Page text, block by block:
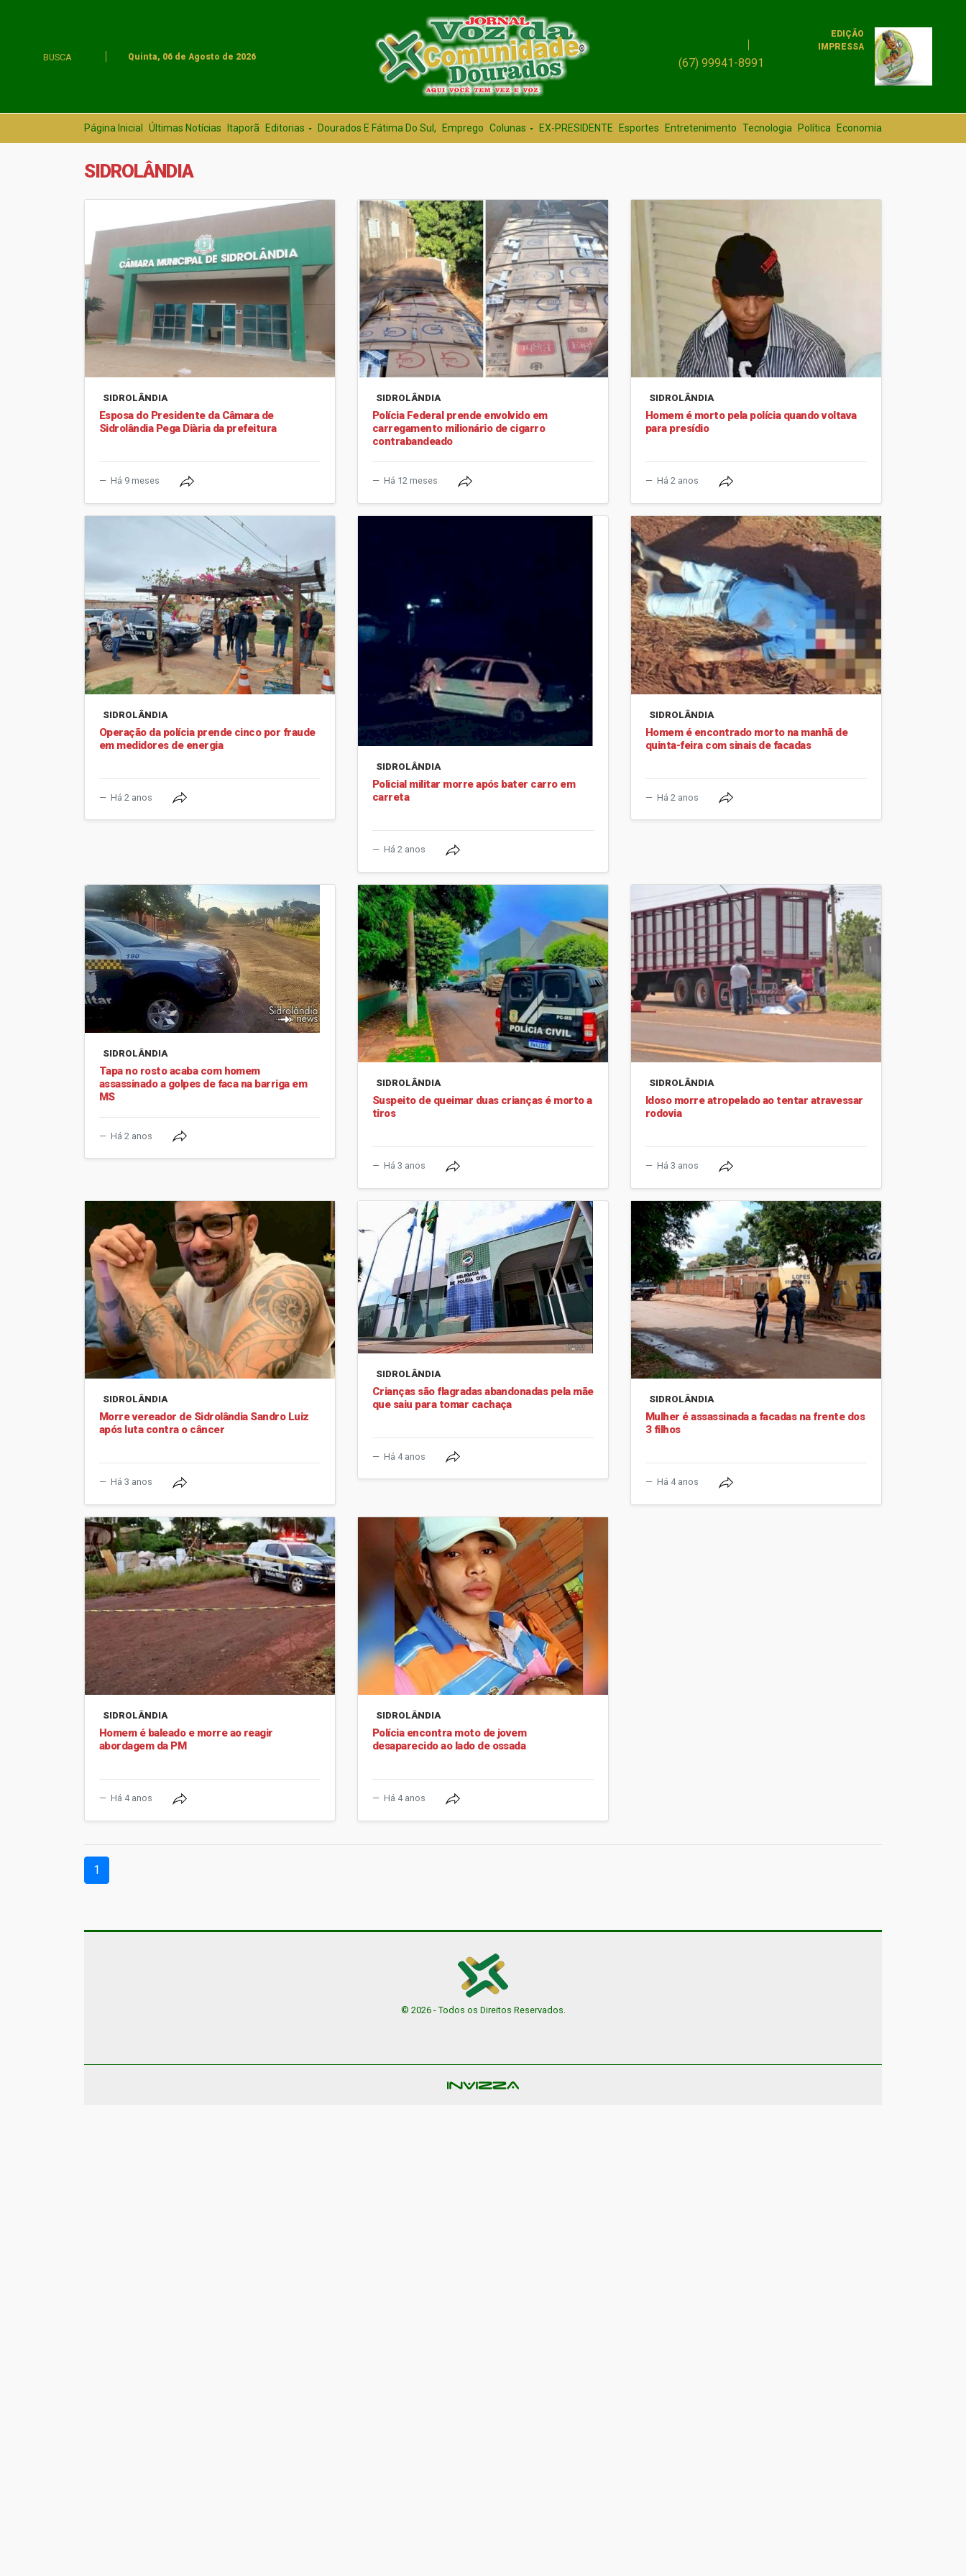
BUSCA Quinta, 06 de Agosto de 2026 (67) 99941-8991
EDIÇÃO
IMPRESSA
Página Inicial Últimas Notícias Itaporã Editorias Dourados E Fátima Do Sul, Emprego Colunas EX-PRESIDENTE Esportes Entretenimento Tecnologia Política Economia
SIDROLÂNDIA
SIDROLÂNDIA
Esposa do Presidente da Câmara de
Sidrolândia Pega Diària da prefeitura
Há 9 meses
SIDROLÂNDIA
Polícia Federal prende envolvido em
carregamento milionário de cigarro
contrabandeado
Há 12 meses
SIDROLÂNDIA
Homem é morto pela polícia quando voltava
para presídio
Há 2 anos
SIDROLÂNDIA
Operação da polícia prende cinco por fraude
em medidores de energia
Há 2 anos
SIDROLÂNDIA
Policial militar morre após bater carro em
carreta
Há 2 anos
SIDROLÂNDIA
Homem é encontrado morto na manhã de
quinta-feira com sinais de facadas
Há 2 anos
SIDROLÂNDIA
Tapa no rosto acaba com homem
assassinado a golpes de faca na barriga em
MS
Há 2 anos
SIDROLÂNDIA
Suspeito de queimar duas crianças é morto a
tiros
Há 3 anos
SIDROLÂNDIA
Idoso morre atropelado ao tentar atravessar
rodovia
Há 3 anos
SIDROLÂNDIA
Morre vereador de Sidrolândia Sandro Luiz
após luta contra o câncer
Há 3 anos
SIDROLÂNDIA
Crianças são flagradas abandonadas pela mãe
que saiu para tomar cachaça
Há 4 anos
SIDROLÂNDIA
Mulher é assassinada a facadas na frente dos
3 filhos
Há 4 anos
SIDROLÂNDIA
Homem é baleado e morre ao reagir
abordagem da PM
Há 4 anos
SIDROLÂNDIA
Polícia encontra moto de jovem
desaparecido ao lado de ossada
Há 4 anos
1
© 2026 - Todos os Direitos Reservados.